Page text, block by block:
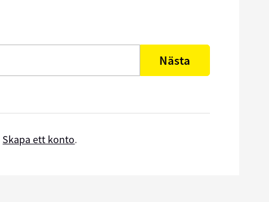
Nästa
Skapa ett konto.